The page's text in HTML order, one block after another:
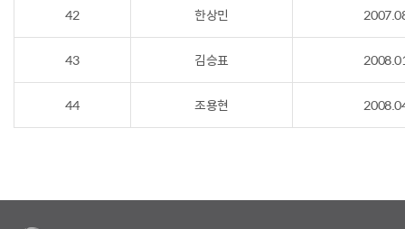
42 한상민
43 김승표
44 조용현